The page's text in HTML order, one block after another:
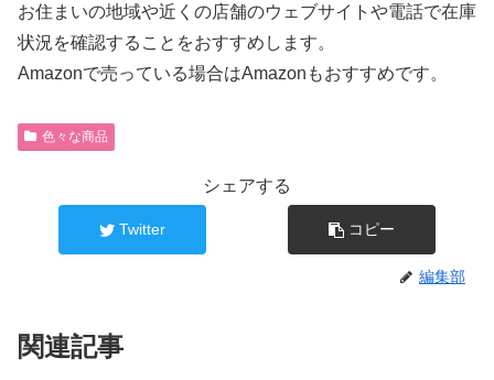
お住まいの地域や近くの店舗のウェブサイトや電話で在庫
状況を確認することをおすすめします。
Amazonで売っている場合はAmazonもおすすめです。
色々な商品
シェアする
Twitter コピー
編集部
関連記事